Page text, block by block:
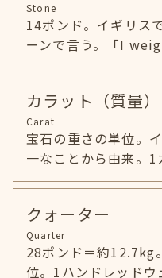
Stone
14ポンド。イギリス
ーンで言う。「I
カラット（質量）
Carat
宝石の重さの単位。
一なことから由来。1
クォーター
Quarter
28ポンド＝約12.7kg
位。1ハンドレッド